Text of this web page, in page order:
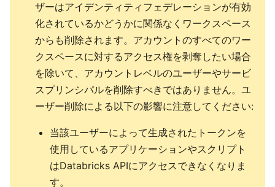
ザーはアイデンティティフェデレーションが有効
化されているかどうかに関係なくワークスペース
からも削除されます。アカウントのすべてのワー
クスペースに対するアクセス権を剥奪したい場合
を除いて、アカウントレベルのユーザーやサービ
スプリンシパルを削除すべきではありません。ユ
ーザー削除による以下の影響に注意してください:
当該ユーザーによって生成されたトークンを
使用しているアプリケーションやスクリプト
はDatabricks APIにアクセスできなくなりま
す。